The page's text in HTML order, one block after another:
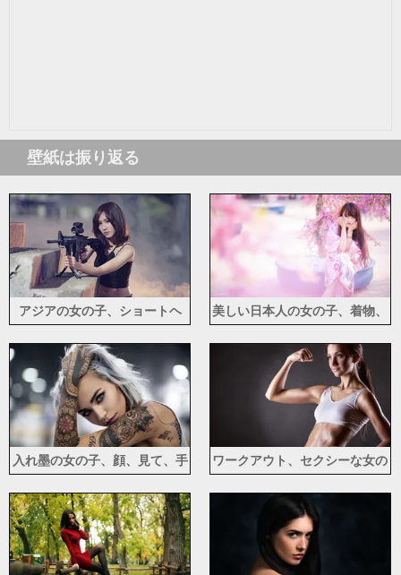
壁紙は振り返る
アジアの女の子、ショートヘ
美しい日本人の女の子、着物、
入れ墨の女の子、顔、見て、手
ワークアウト、セクシーな女の